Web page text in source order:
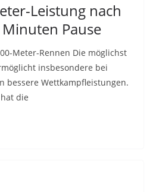
Leistung nach
Pause
Meter-Rennen Die möglichst
insbesondere bei
bessere Wettkampfleistungen.
die